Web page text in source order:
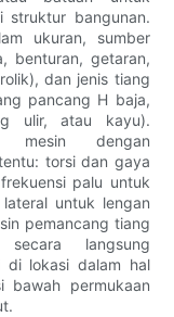
struktur bangunan.
ukuran, sumber
benturan, getaran,
dan jenis tiang
pancang H baja,
ulir, atau kayu).
mesin dengan
torsi dan gaya
palu untuk
untuk lengan
pemancang tiang
langsung
di lokasi dalam hal
bawah permukaan